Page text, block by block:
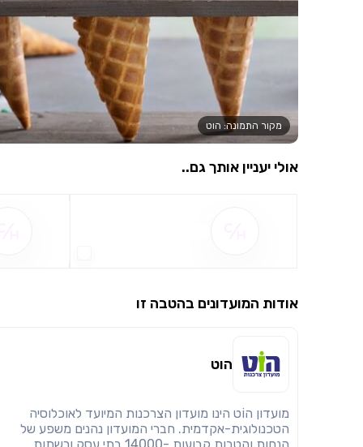
מקור התמונה: הוט
אולי יעניין אותך גם..
אודות המועדונים בהטבה זו
הוט
מועדון הוֹט הינו מועדון הצרכנות המיועד לאוכלוסיה
הטכנולוגית-אקדמית. חברי המועדון נהנים משפע של